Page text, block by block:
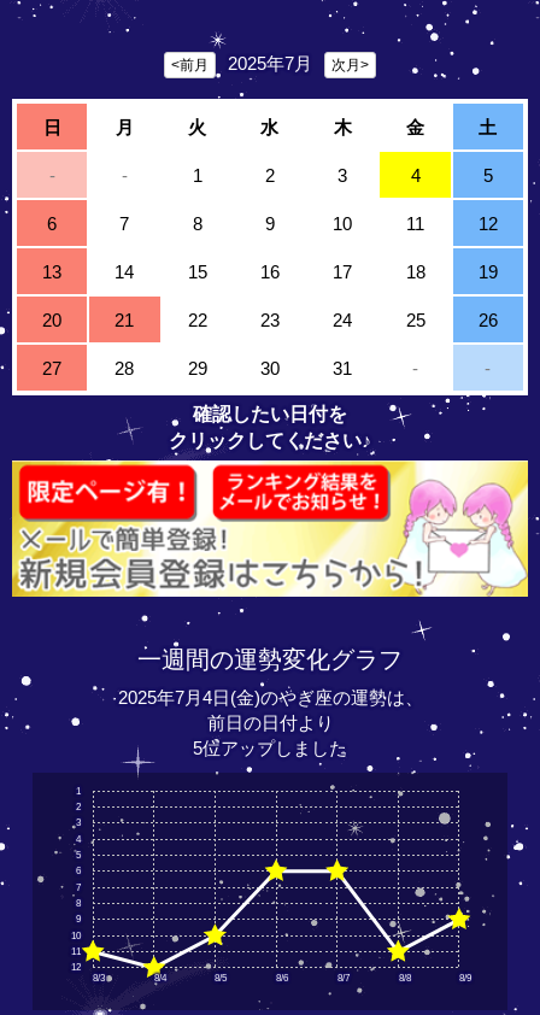
<前月 2025年7月 次月>
日 月 火 水 木 金 土
- - 1 2 3 4 5
6 7 8 9 10 11 12
13 14 15 16 17 18 19
20 21 22 23 24 25 26
27 28 29 30 31 - -
確認したい日付を
クリックしてください♪
一週間の運勢変化グラフ
2025年7月4日(金)のやぎ座の運勢は、
前日の日付より
5位アップしました
8/3 8/4 8/5 8/6 8/7 8/8 8/9
12
11
10
9
8
7
6
5
4
3
2
1